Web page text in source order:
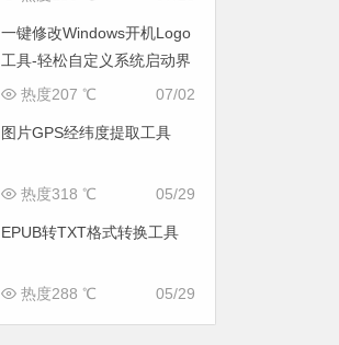
一键修改Windows开机Logo
工具-轻松自定义系统启动界
面
07/02
热度207 ℃
图片GPS经纬度提取工具
05/29
热度318 ℃
EPUB转TXT格式转换工具
05/29
热度288 ℃